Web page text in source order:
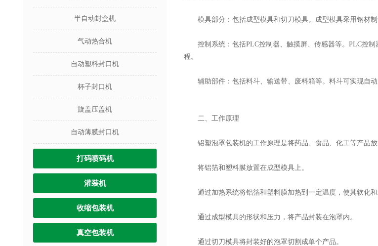
半自动封盒机
气动热合机
自动塑料封口机
杯子封口机
旋盖压盖机
自动薄膜封口机
打码喷码机
灌装机
收缩包装机
真空包装机
模具部分：包括成型模具和切刀模具。成型模具采用钢材制
控制系统：包括PLC控制器、触摸屏、传感器等。PLC控制
程。
辅助部件：包括料斗、输送带、废料箱等。料斗可实现自动
二、工作原理
铝塑泡罩包装机的工作原理是将药品、食品、化工等产品放
将铝箔和塑料膜放置在成型模具上。
通过加热系统将铝箔和塑料膜加热到一定温度，使其软化和
通过成型模具的形状和压力，将产品封装在泡罩内。
通过切刀模具将封装好的泡罩切割成单个产品。